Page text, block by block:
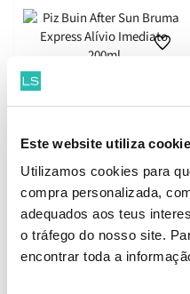
Este website utiliza
Utilizamos cookies para
compra personalizada,
adequados aos teus
o tráfego do nosso site.
encontrar toda a
Presente
Piz Buin After Sun Bruma
200ml